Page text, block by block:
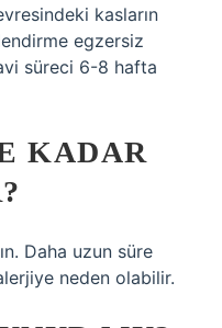
kasların
egzersiz
süreci 6-8 hafta
KADAR
Daha uzun süre
neden olabilir.